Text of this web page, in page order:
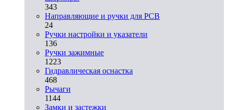
343
Направляющие и ручки для PCB
24
Ручки настройки и указатели
136
Ручки зажимные
1223
Гидравлическая оснастка
468
Рычаги
1144
Замки и застежки